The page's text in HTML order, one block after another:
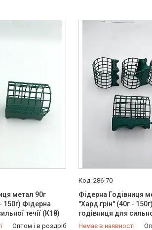
метал 90г
150г) Фідерна
течії (К18)
Оптом і в роздріб
286-70
Фідерна Годівниця
"Хард грін" (40г -
годівниця для
Немає в наявності